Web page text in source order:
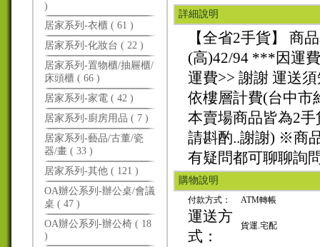
)
居家系列-衣櫃 ( 61 )
居家系列-化妝台 ( 22 )
居家系列-置物櫃/抽屜櫃/
床頭櫃 ( 66 )
居家系列-家電 ( 42 )
居家系列-廚房用品 ( 7 )
居家系列-藝品/古董/瓷
器/畫 ( 33 )
居家系列-其他 ( 121 )
OA辦公系列-辦公桌/會議
桌 ( 47 )
OA辦公系列-辦公椅 ( 18
)
詳細說明
【全省2手貨】 商
(高)42/94 ***因運
運費>> 謝謝 運送
依樓層計費(台中市
本賣場商品皆為2
請斟酌..謝謝) ※商
有疑問都可聊聊詢
購物說明
付款方式： ATM轉帳
運送方
式：
貨運.宅配